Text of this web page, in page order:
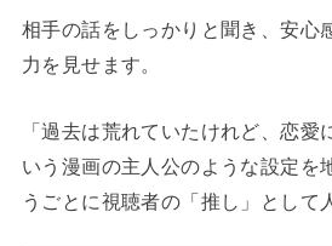
相手の話をしっかりと聞き、安心
力を見せます。
「過去は荒れていたけれど、恋愛
いう漫画の主人公のような設定を
うごとに視聴者の「推し」として